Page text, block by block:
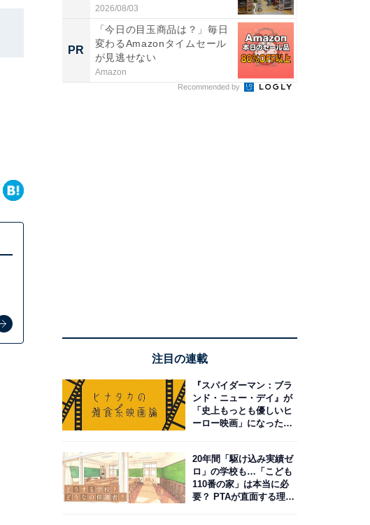
題。“さま...
2026/08/03
PR
「今日の目玉商品は？」毎日
変わるAmazonタイムセール
が見逃せない
Amazon
Recommended by
注目の連載
『スパイダーマン：ブラ
ンド・ニュー・デイ』が
「史上もっとも優しいヒ
ーロー映画」になった理
20年間「駆け込み実績ゼ
ロ」の学校も…「こども
110番の家」は本当に必
要？ PTAが直面する理想